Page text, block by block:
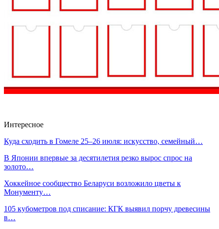
Интересное
Куда сходить в Гомеле 25–26 июля: искусство, семейный…
В Японии впервые за десятилетия резко вырос спрос на
золото…
Хоккейное сообщество Беларуси возложило цветы к
Монументу…
105 кубометров под списание: КГК выявил порчу древесины
в…